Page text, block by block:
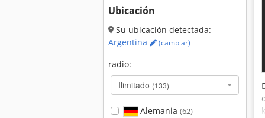
Ubicación
Su ubicación detectada:
Argentina
(cambiar)
radio:
Ilimitado (133)
Alemania (62)